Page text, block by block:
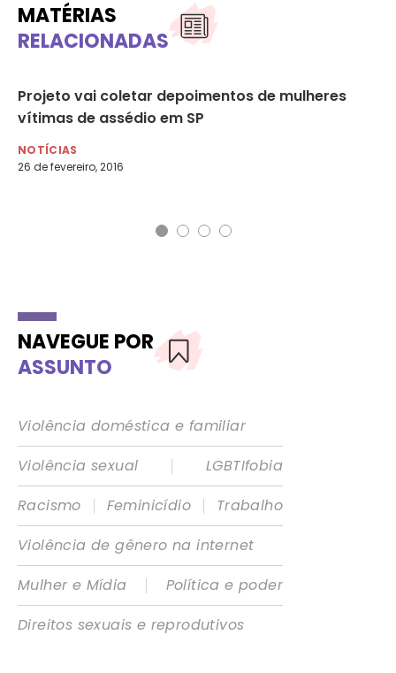
MATÉRIAS
RELACIONADAS
Projeto vai coletar depoimentos de mulheres
vítimas de assédio em SP
NOTÍCIAS
26 de fevereiro, 2016
NAVEGUE POR
ASSUNTO
Violência doméstica e familiar
Violência sexual
|
LGBTIfobia
Racismo
| Feminicídio |
Trabalho
Violência de gênero na internet
Mulher e Mídia
|
Política e poder
Direitos sexuais e reprodutivos